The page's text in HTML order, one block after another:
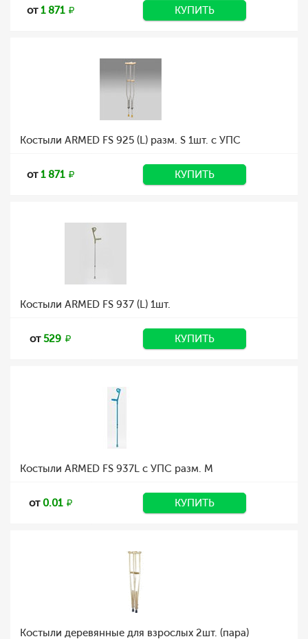
от1 871 КУПИТЬ
Костыли ARMED FS 925 (L) разм. S 1шт. с УПС
от1 871 КУПИТЬ
Костыли ARMED FS 937 (L) 1шт.
от529 КУПИТЬ
Костыли ARMED FS 937L с УПС разм. M
от 0.01 КУПИТЬ
Костыли деревянные для взрослых 2шт. (пара)